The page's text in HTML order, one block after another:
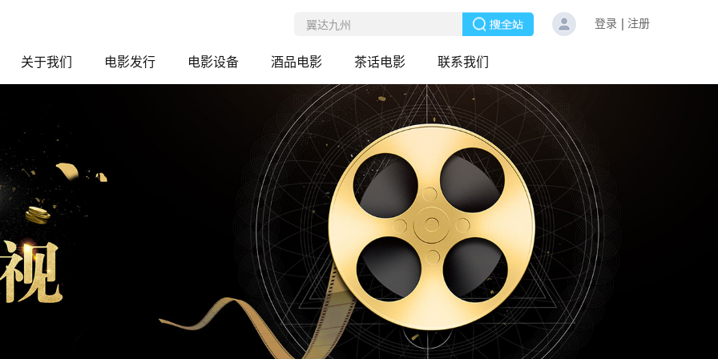
登录 注册
关于我们 电影发行 电影设备 酒品电影 茶话电影 联系我们